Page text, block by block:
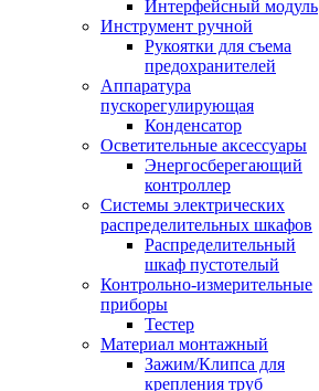
Интерфейсный модуль
Инструмент ручной
Рукоятки для съема
предохранителей
Аппаратура
пускорегулирующая
Конденсатор
Осветительные аксессуары
Энергосберегающий
контроллер
Системы электрических
распределительных шкафов
Распределительный
шкаф пустотелый
Контрольно-измерительные
приборы
Тестер
Материал монтажный
Зажим/Клипса для
крепления труб